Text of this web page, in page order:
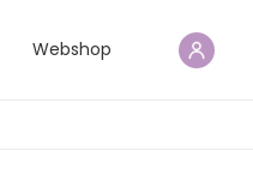
Webshop